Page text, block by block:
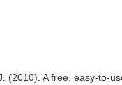
(2010). A free, easy-to-